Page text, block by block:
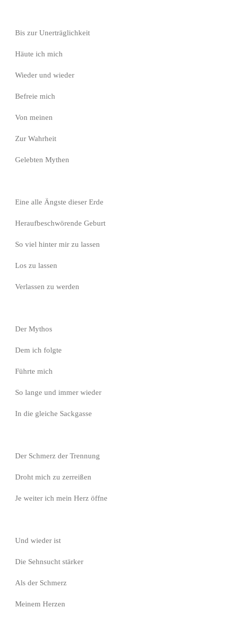
Bis zur Unerträglichkeit
Häute ich mich
Wieder und wieder
Befreie mich
Von meinen
Zur Wahrheit
Gelebten Mythen
Eine alle Ängste dieser Erde
Heraufbeschwörende Geburt
So viel hinter mir zu lassen
Los zu lassen
Verlassen zu werden
Der Mythos
Dem ich folgte
Führte mich
So lange und immer wieder
In die gleiche Sackgasse
Der Schmerz der Trennung
Droht mich zu zerreißen
Je weiter ich mein Herz öffne
Und wieder ist
Die Sehnsucht stärker
Als der Schmerz
Meinem Herzen